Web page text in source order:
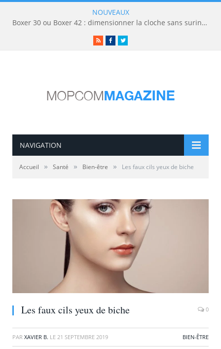
NOUVEAUX
Boxer 30 ou Boxer 42 : dimensionner la cloche sans surinvestir
RSSFacebookTwitter
NAVIGATION
Accueil » Santé » Bien-être » Les faux cils yeux de biche
Les faux cils yeux de biche 0
PAR XAVIER B. LE 21 SEPTEMBRE 2019 BIEN-ÊTRE